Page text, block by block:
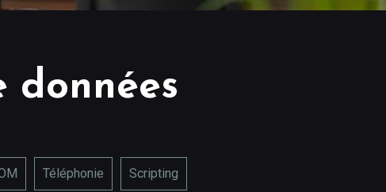
données
Téléphonie Scripting